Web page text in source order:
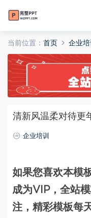
当前位置： 首页 企业培
清新风温柔对待更
企业培训
如果您喜欢本模
成为VIP，全站
注，精彩模板每